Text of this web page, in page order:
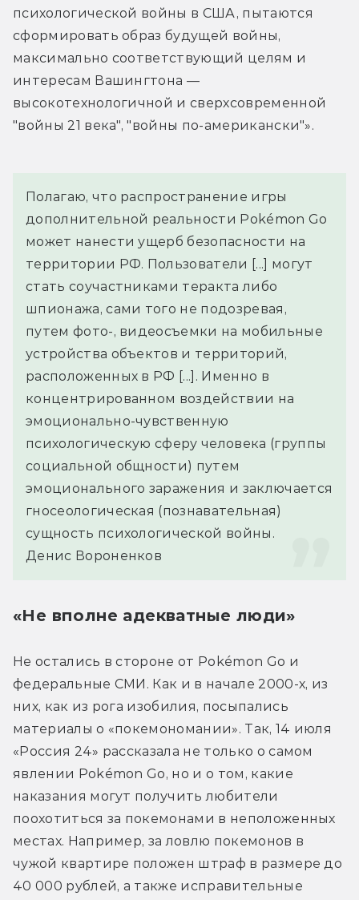
психологической войны в США, пытаются
сформировать образ будущей войны,
максимально соответствующий целям и
интересам Вашингтона —
высокотехнологичной и сверхсовременной
"войны 21 века", "войны по-американски"».
Полагаю, что распространение игры
дополнительной реальности Pokémon Go
может нанести ущерб безопасности на
территории РФ. Пользователи [...] могут
стать соучастниками теракта либо
шпионажа, сами того не подозревая,
путем фото-, видеосъемки на мобильные
устройства объектов и территорий,
расположенных в РФ [...]. Именно в
концентрированном воздействии на
эмоционально-чувственную
психологическую сферу человека (группы
социальной общности) путем
эмоционального заражения и заключается
гносеологическая (познавательная)
сущность психологической войны.
Денис Вороненков
«Не вполне адекватные люди»
Не остались в стороне от Pokémon Go и
федеральные СМИ. Как и в начале 2000-х, из
них, как из рога изобилия, посыпались
материалы о «покемономании». Так, 14 июля
«Россия 24» рассказала не только о самом
явлении Pokémon Go, но и о том, какие
наказания могут получить любители
поохотиться за покемонами в неположенных
местах. Например, за ловлю покемонов в
чужой квартире положен штраф в размере до
40 000 рублей, а также исправительные